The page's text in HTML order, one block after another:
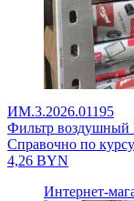
ИМ.3.2026.01195
Фильтр воздушный
Справочно по
4,26 BYN
Интернет-